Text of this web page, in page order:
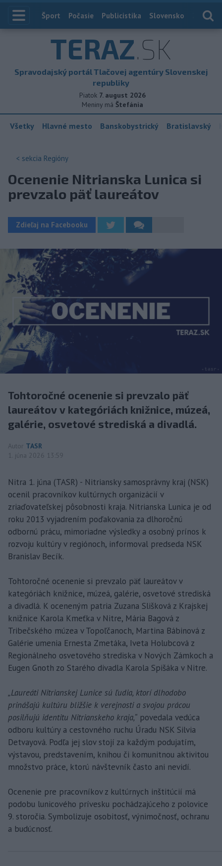
Index
Šport Počasie Publicistika Slovensko
TERAZ.SK
Spravodajský portál Tlačovej agentúry Slovenskej
republiky
Piatok 7. august 2026
Meniny má Štefánia
Všetky Hlavné mesto Banskobystrický Bratislavský
< sekcia Regióny
Ocenenie Nitrianska Lunica si
prevzalo päť laureátov
Zdieľaj na Facebooku
Tohtoročné ocenenie si prevzalo päť
laureátov v kategóriách knižnice, múzeá,
galérie, osvetové strediská a divadlá.
Autor TASR
1. júna 2026 13:59
Nitra 1. júna (TASR) - Nitriansky samosprávny kraj (NSK)
ocenil pracovníkov kultúrnych organizácií v
zriaďovateľskej pôsobnosti kraja. Nitrianska Lunica je od
roku 2013 vyjadrením poďakovania za dlhoročnú
odbornú prácu, mimoriadne výsledky a osobný prínos k
rozvoju kultúry v regiónoch, informoval predseda NSK
Branislav Becík.
Tohtoročné ocenenie si prevzalo päť laureátov v
kategóriách knižnice, múzeá, galérie, osvetové strediská
a divadlá. K oceneným patria Zuzana Slišková z Krajskej
knižnice Karola Kmeťka v Nitre, Mária Bagová z
Tribečského múzea v Topoľčanoch, Martina Bábinová z
Galérie umenia Ernesta Zmetáka, Iveta Holubcová z
Regionálneho osvetového strediska v Nových Zámkoch a
Eugen Gnoth zo Starého divadla Karola Spišáka v Nitre.
„Laureáti Nitrianskej Lunice sú ľudia, ktorí dlhodobo
prinášajú kultúru bližšie k verejnosti a svojou prácou
posilňujú identitu Nitrianskeho kraja,“ povedala vedúca
odboru kultúry a cestovného ruchu Úradu NSK Silvia
Detvayová. Podľa jej slov stojí za každým podujatím,
výstavou, predstavením, knihou či komunitnou aktivitou
množstvo práce, ktorú návštevník často ani nevidí.
Ocenenie pre pracovníkov z kultúrnych inštitúcií má
podobu lunicového prívesku pochádzajúceho z polovice
9. storočia. Symbolizuje osobitosť, výnimočnosť, ochranu
a budúcnosť.